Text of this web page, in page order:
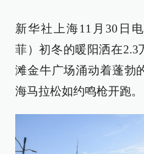
新华社上海11月30日
菲）初冬的暖阳洒在2.3
滩金牛广场涌动着蓬勃
海马拉松如约鸣枪开跑。